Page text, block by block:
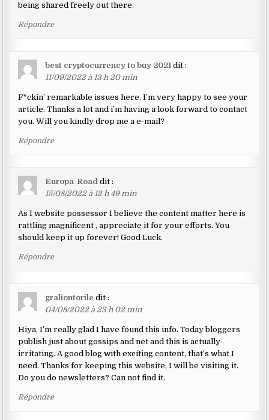
being shared freely out there.
Répondre
best cryptocurrency to buy 2021 dit :
11/09/2022 à 13 h 20 min
F*ckin’ remarkable issues here. I’m very happy to see your
article. Thanks a lot and i’m having a look forward to contact
you. Will you kindly drop me a e-mail?
Répondre
Europa-Road dit :
15/08/2022 à 12 h 49 min
As I website possessor I believe the content matter here is
rattling magnificent , appreciate it for your efforts. You
should keep it up forever! Good Luck.
Répondre
graliontorile dit :
04/08/2022 à 23 h 02 min
Hiya, I’m really glad I have found this info. Today bloggers
publish just about gossips and net and this is actually
irritating. A good blog with exciting content, that’s what I
need. Thanks for keeping this website, I will be visiting it.
Do you do newsletters? Can not find it.
Répondre